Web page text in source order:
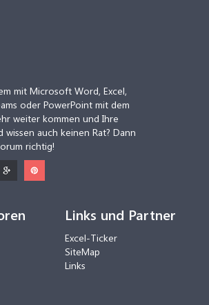
mit Microsoft Word, Excel,
oder PowerPoint mit dem
weiter kommen und Ihre
wissen auch keinen Rat? Dann
richtig!
Links und Partner
Excel-Ticker
SiteMap
Links